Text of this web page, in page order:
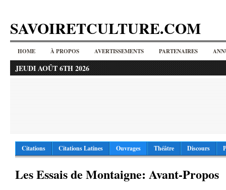
SAVOIRETCULTURE.COM
HOME À PROPOS AVERTISSEMENTS PARTENAIRES
JEUDI AOÛT 6TH 2026
Citations Citations Latines Ouvrages Théâtre Discours
Les Essais de Montaigne: Avant-Propos